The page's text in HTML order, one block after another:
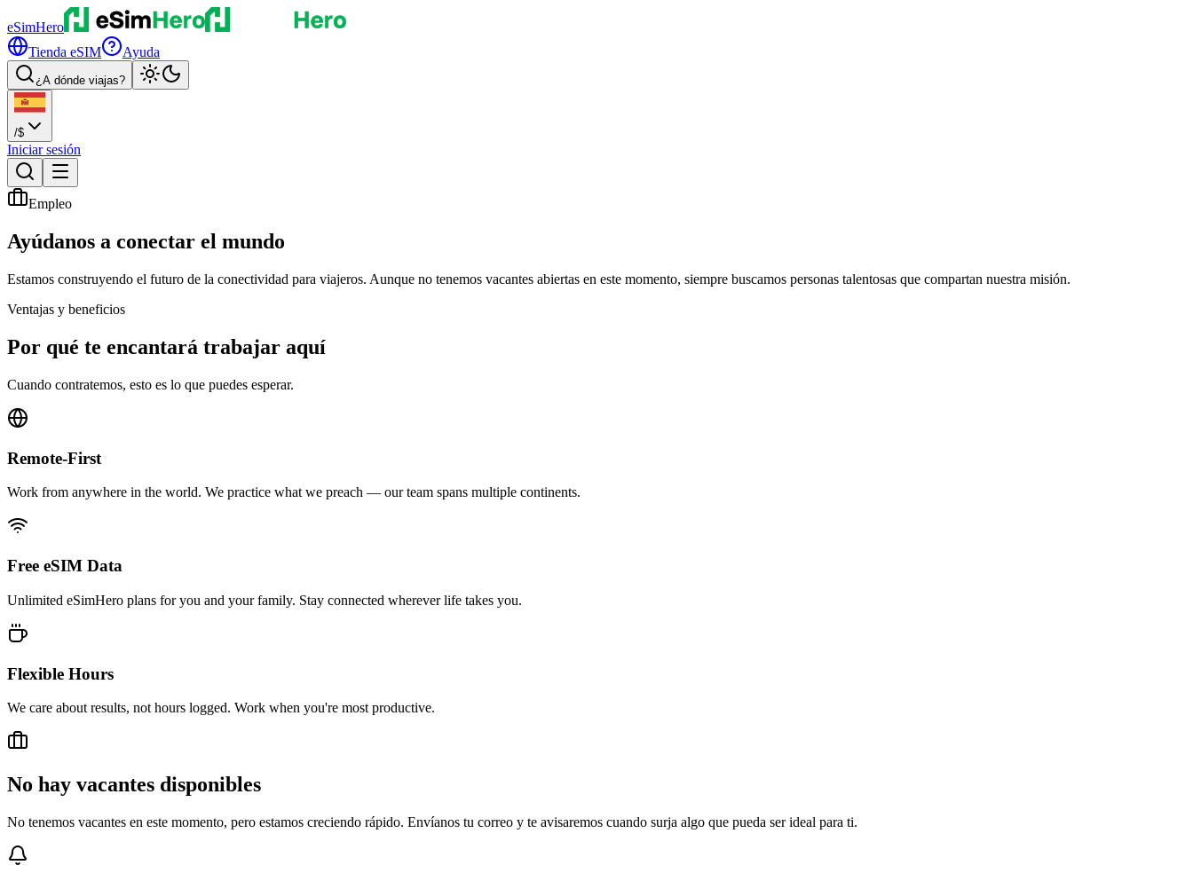
eSimHero
Tienda eSIM
Ayuda
¿A dónde viajas?
/$
Iniciar sesión
Empleo
Ayúdanos a conectar el mundo
Estamos construyendo el futuro de la conectividad para viajeros. Aunque no tenemos vacantes abiertas en este momento, siempre buscamos personas talentosas que compartan nuestra misión.
Ventajas y beneficios
Por qué te encantará trabajar aquí
Cuando contratemos, esto es lo que puedes esperar.
Remote-First
Work from anywhere in the world. We practice what we preach — our team spans multiple continents.
Free eSIM Data
Unlimited eSimHero plans for you and your family. Stay connected wherever life takes you.
Flexible Hours
We care about results, not hours logged. Work when you're most productive.
No hay vacantes disponibles
No tenemos vacantes en este momento, pero estamos creciendo rápido. Envíanos tu correo y te avisaremos cuando surja algo que pueda ser ideal para ti.